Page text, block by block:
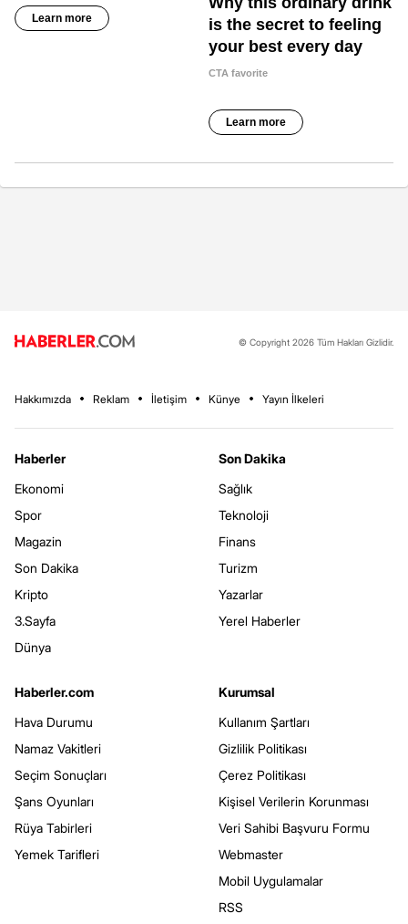
© Copyright 2026 Tüm Hakları Gizlidir.
Hakkımızda Reklam İletişim Künye Yayın İlkeleri
Haberler
Ekonomi
Spor
Magazin
Son Dakika
Kripto
3.Sayfa
Dünya
Son Dakika
Sağlık
Teknoloji
Finans
Turizm
Yazarlar
Yerel Haberler
Haberler.com
Hava Durumu
Namaz Vakitleri
Seçim Sonuçları
Şans Oyunları
Rüya Tabirleri
Yemek Tarifleri
Kurumsal
Kullanım Şartları
Gizlilik Politikası
Çerez Politikası
Kişisel Verilerin Korunması
Veri Sahibi Başvuru Formu
Webmaster
Mobil Uygulamalar
RSS